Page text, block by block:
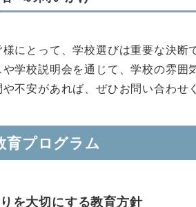
にとって、学校選びは重要な決
学校説明会を通じて、学校の雰
不安があれば、ぜひお問い合わせ
育プログラム
を大切にする教育方針